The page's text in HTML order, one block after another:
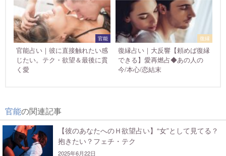
官能
官能占い｜彼に直接触れたい感
じたい。テク・欲望＆最後に貫
く愛
復縁
復縁占い｜大反響【頼めば復縁
できる】愛再燃占◆あの人の
今/本心/恋結末
官能の関連記事
【彼のあなたへのＨ欲望占い】“女”として見てる？
抱きたい？フェチ・テク
2025年6月22日